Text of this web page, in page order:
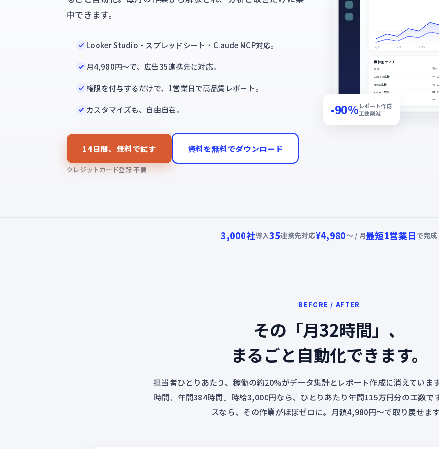
中できます。
Looker Studio・スプレッドシート・Claude MCP対応。
月4,980円〜で、広告35連携先に対応。
権限を付与するだけで、1営業日で高品質レポート。
カスタマイズも、自由自在。
14日間、無料で試す 資料を無料でダウンロード
クレジットカード登録 不要
4/1 4/8 4/15
媒体別サマリー
媒体 費用
Google広告
Meta広告
Yahoo!広告
-90%レポート作成
工数削減
3,000社導入35連携先対応¥4,980〜 / 月最短1営業日で完成
BEFORE / AFTER
その「月32時間」、
まるごと自動化できます。
担当者ひとりあたり、稼働の約20%がデータ集計とレポート作成に消えていま
時間、年間384時間。時給3,000円なら、ひとりあたり年間115万円分の工数で
スなら、その作業がほぼゼロに。月額4,980円〜で取り戻せま